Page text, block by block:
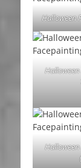
Halloween